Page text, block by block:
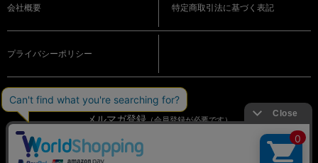
会社概要 特定商取引法に基づく表記
プライバシーポリシー
メルマガ登録（会員登録が必要です）
OFFICIAL SNS